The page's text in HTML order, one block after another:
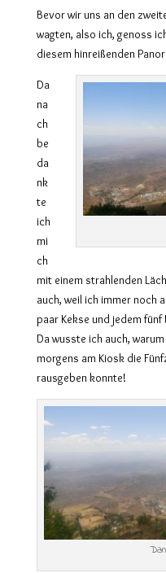
Bevor wir uns an den
wagten, also ich, genoss
diesem hinreißenden
Da
na
ch
be
da
nk
te
ich
mi
ch
mit einem strahlenden
auch, weil ich immer noch
paar Kekse und jedem
Da wusste ich auch,
morgens am Kiosk die
rausgeben konnte!